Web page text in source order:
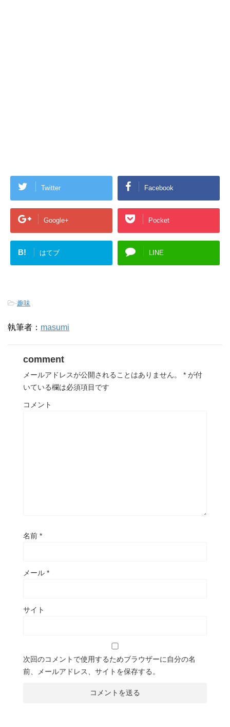
Twitter Facebook
Google+ Pocket
B! はてブ LINE
-趣味
執筆者： masumi
comment
メールアドレスが公開されることはありません。 * が付
いている欄は必須項目です
コメント
名前 *
メール *
サイト
次回のコメントで使用するためブラウザーに自分の名
前、メールアドレス、サイトを保存する。